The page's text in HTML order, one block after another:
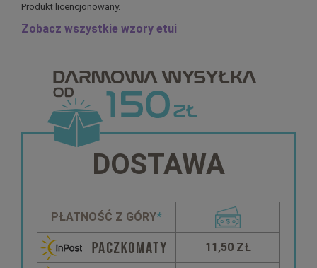
Produkt licencjonowany.
Zobacz wszystkie wzory etui
DOSTAWA
PŁATNOŚĆ Z GÓRY*
11,50 ZŁ